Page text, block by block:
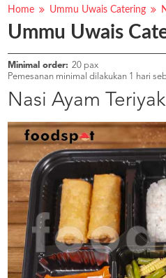
PESAN
OUR
COMPANY
KATA
MEREKA
KATALOG
LOYALTY
PROGRAM
FAQ
ABOUT
CATERERS
BLOG
TERMS
&
CONDITIONS
Home Ummu Uwais Catering
Ummu Uwais
Minimal order: 20 pax
Pemesanan minimal dilakukan 1 hari
Nasi Ayam